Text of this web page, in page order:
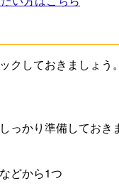
クしておきましょう。
っかり準備しておき
どから1つ